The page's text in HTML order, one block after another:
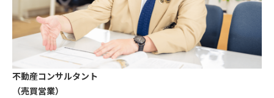
不動産コンサルタント
（売買営業）